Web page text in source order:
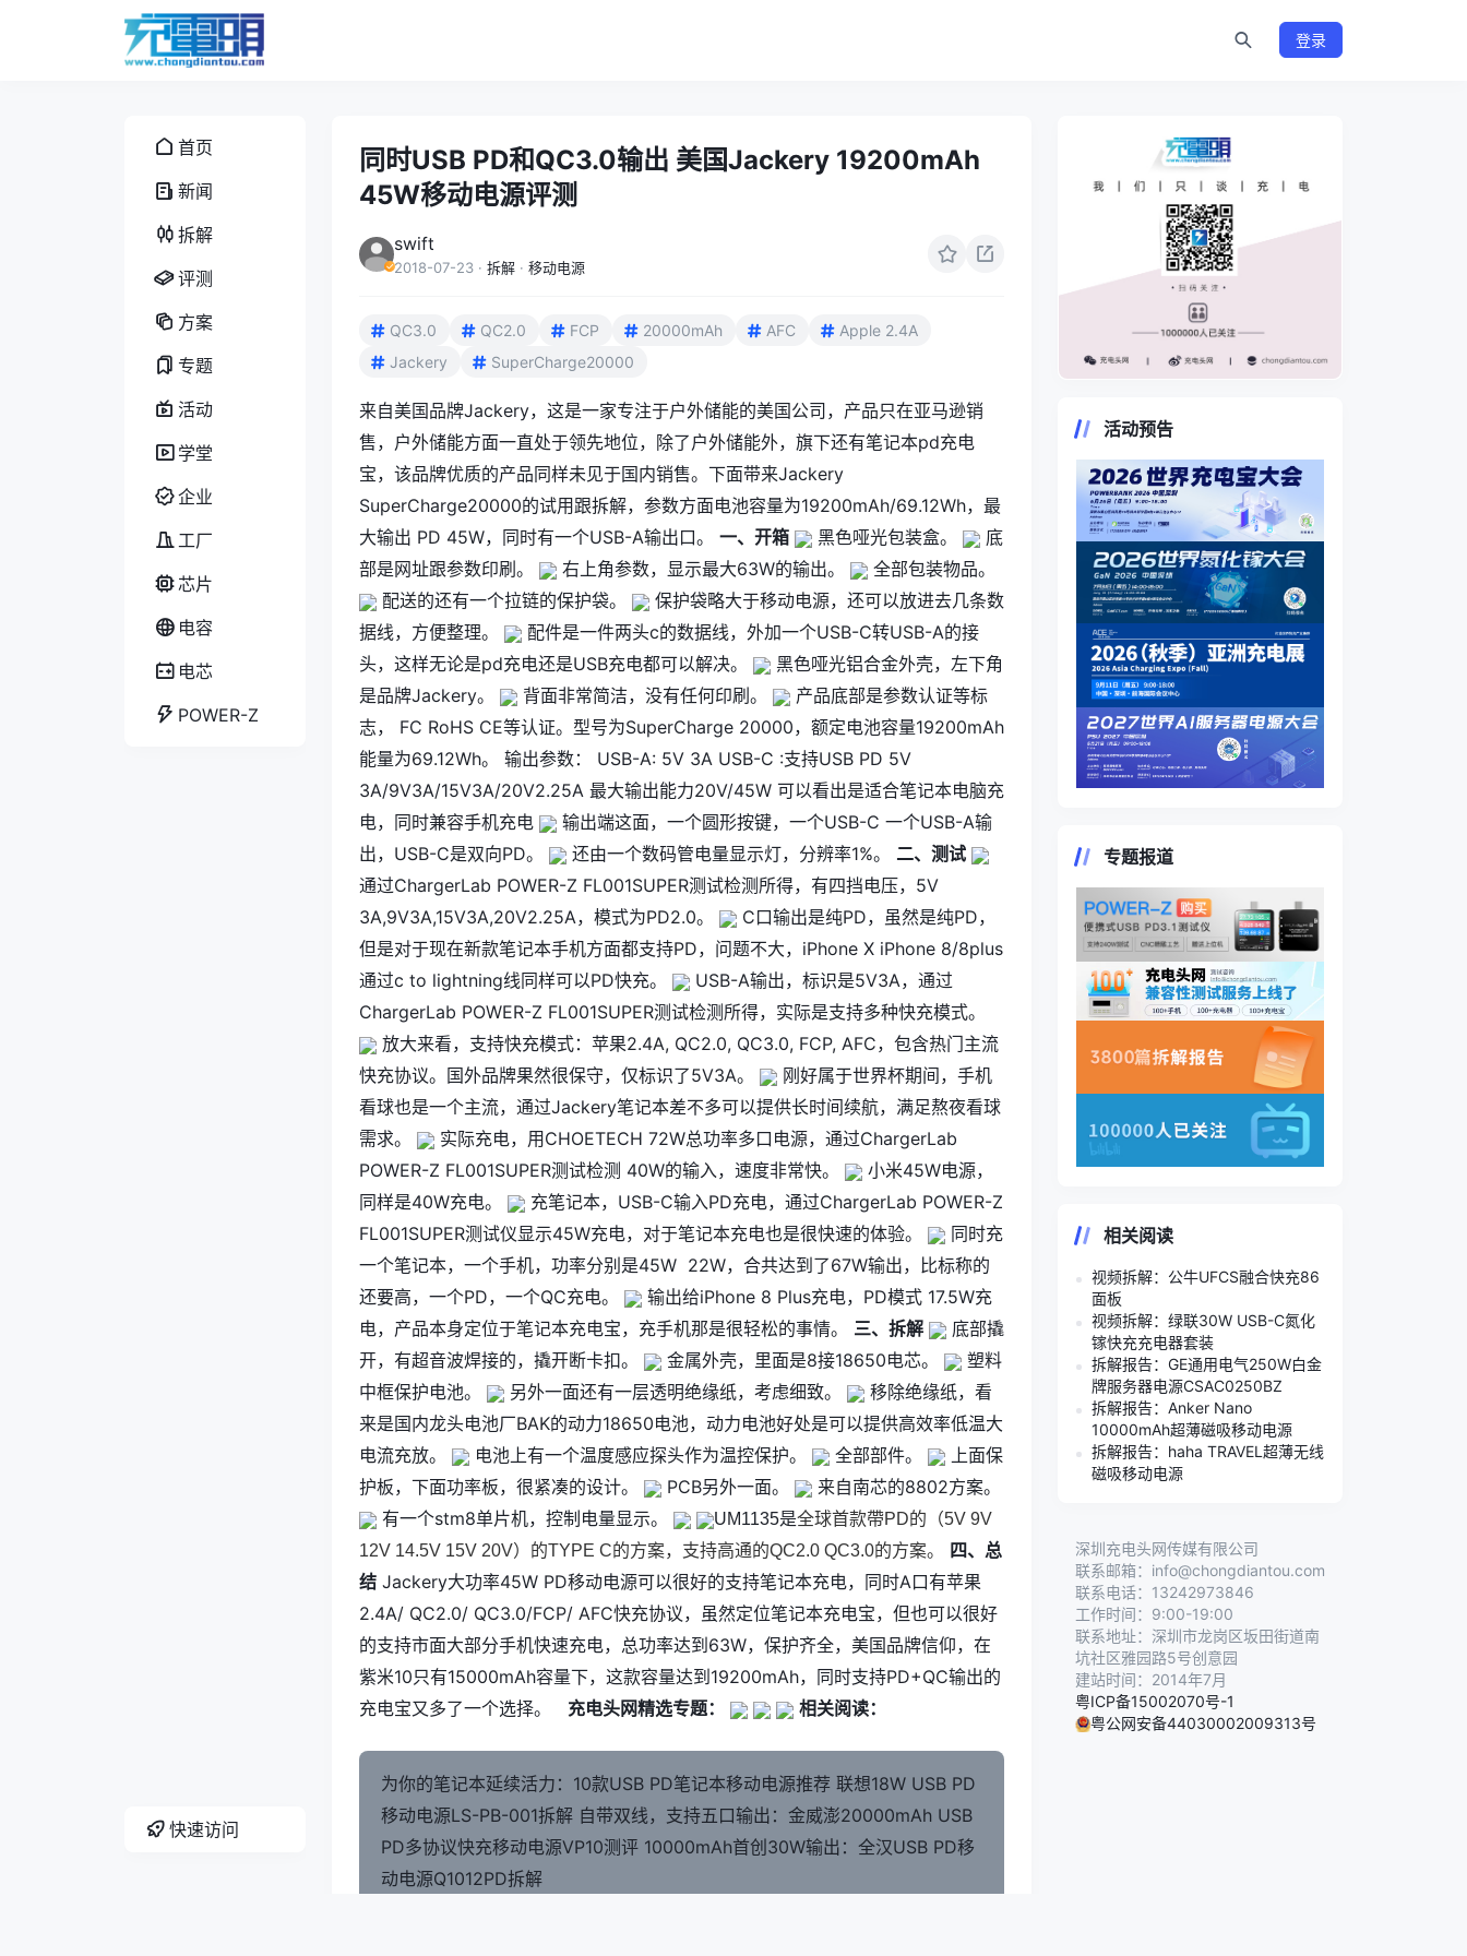
登录
首页
新闻
拆解
评测
方案
专题
活动
学堂
企业
工厂
芯片
电容
电芯
POWER-Z
快速访问
同时USB PD和QC3.0输出 美国Jackery 19200mAh
45W移动电源评测
swift
2018-07-23 · 拆解 · 移动电源
QC3.0 QC2.0 FCP 20000mAh AFC
Apple 2.4A
Jackery
SuperCharge20000
来自美国品牌Jackery，这是一家专注于户外储能的美国公司，产品只在亚马逊销
售，户外储能方面一直处于领先地位，除了户外储能外，旗下还有笔记本pd充电
宝，该品牌优质的产品同样未见于国内销售。下面带来Jackery
SuperCharge20000的试用跟拆解，参数方面电池容量为19200mAh/69.12Wh，最
大输出 PD 45W，同时有一个USB-A输出口。 一、开箱 黑色哑光包装盒。
底
部是网址跟参数印刷。
右上角参数，显示最大63W的输出。
全部包装物品。
配送的还有一个拉链的保护袋。
保护袋略大于移动电源，还可以放进去几条数
据线，方便整理。
配件是一件两头c的数据线，外加一个USB-C转USB-A的接
头，这样无论是pd充电还是USB充电都可以解决。
黑色哑光铝合金外壳，左下角
是品牌Jackery。
背面非常简洁，没有任何印刷。
产品底部是参数认证等标
志， FC RoHS CE等认证。型号为SuperCharge 20000，额定电池容量19200mAh
能量为69.12Wh。 输出参数： USB-A: 5V 3A USB-C :支持USB PD 5V
3A/9V3A/15V3A/20V2.25A 最大输出能力20V/45W 可以看出是适合笔记本电脑充
电，同时兼容手机充电
输出端这面，一个圆形按键，一个USB-C 一个USB-A输
出，USB-C是双向PD。
还由一个数码管电量显示灯，分辨率1%。 二、测试
通过ChargerLab POWER-Z FL001SUPER测试检测所得，有四挡电压，5V
3A,9V3A,15V3A,20V2.25A，模式为PD2.0。
C口输出是纯PD，虽然是纯PD，
但是对于现在新款笔记本手机方面都支持PD，问题不大，iPhone X iPhone 8/8plus
通过c to lightning线同样可以PD快充。
USB-A输出，标识是5V3A，通过
ChargerLab POWER-Z FL001SUPER测试检测所得，实际是支持多种快充模式。
放大来看，支持快充模式：苹果2.4A, QC2.0, QC3.0, FCP, AFC，包含热门主流
快充协议。国外品牌果然很保守，仅标识了5V3A。
刚好属于世界杯期间，手机
看球也是一个主流，通过Jackery笔记本差不多可以提供长时间续航，满足熬夜看球
需求。
实际充电，用CHOETECH 72W总功率多口电源，通过ChargerLab
POWER-Z FL001SUPER测试检测 40W的输入，速度非常快。
小米45W电源，
同样是40W充电。
充笔记本，USB-C输入PD充电，通过ChargerLab POWER-Z
FL001SUPER测试仪显示45W充电，对于笔记本充电也是很快速的体验。
同时充
一个笔记本，一个手机，功率分别是45W 22W，合共达到了67W输出，比标称的
还要高，一个PD，一个QC充电。
输出给iPhone 8 Plus充电，PD模式 17.5W充
电，产品本身定位于笔记本充电宝，充手机那是很轻松的事情。 三、拆解
底部撬
开，有超音波焊接的，撬开断卡扣。
金属外壳，里面是8接18650电芯。
塑料
中框保护电池。
另外一面还有一层透明绝缘纸，考虑细致。
移除绝缘纸，看
来是国内龙头电池厂BAK的动力18650电池，动力电池好处是可以提供高效率低温大
电流充放。
电池上有一个温度感应探头作为温控保护。 全部部件。
上面保
护板，下面功率板，很紧凑的设计。
PCB另外一面。
来自南芯的8802方案。
有一个stm8单片机，控制电量显示。
UM1135是全球首款帶PD的（5V 9V
12V 14.5V 15V 20V）的TYPE C的方案，支持高通的QC2.0 QC3.0的方案。
四、总
结 Jackery大功率45W PD移动电源可以很好的支持笔记本充电，同时A口有苹果
2.4A/ QC2.0/ QC3.0/FCP/ AFC快充协议，虽然定位笔记本充电宝，但也可以很好
的支持市面大部分手机快速充电，总功率达到63W，保护齐全，美国品牌信仰，在
紫米10只有15000mAh容量下，这款容量达到19200mAh，同时支持PD+QC输出的
充电宝又多了一个选择。 充电头网精选专题： 相关阅读：
为你的笔记本延续活力：10款USB PD笔记本移动电源推荐 联想18W USB PD
移动电源LS-PB-001拆解 自带双线，支持五口输出：金威澎20000mAh USB
PD多协议快充移动电源VP10测评 10000mAh首创30W输出：全汉USB PD移
动电源Q1012PD拆解
活动预告
专题报道
相关阅读
视频拆解：公牛UFCS融合快充86
面板
视频拆解：绿联30W USB-C氮化
镓快充充电器套装
拆解报告：GE通用电气250W白金
牌服务器电源CSAC0250BZ
拆解报告：Anker Nano
10000mAh超薄磁吸移动电源
拆解报告：haha TRAVEL超薄无线
磁吸移动电源
深圳充电头网传媒有限公司
联系邮箱：info@chongdiantou.com
联系电话：13242973846
工作时间：9:00-19:00
联系地址：深圳市龙岗区坂田街道南
坑社区雅园路5号创意园
建站时间：2014年7月
粤ICP备15002070号-1
粤公网安备44030002009313号